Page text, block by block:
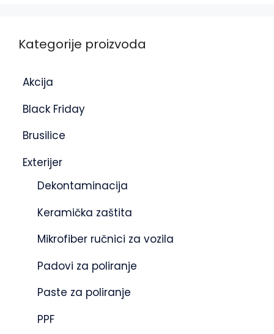
Kategorije proizvoda
Akcija
Black Friday
Brusilice
Exterijer
Dekontaminacija
Keramička zaštita
Mikrofiber ručnici za vozila
Padovi za poliranje
Paste za poliranje
PPF